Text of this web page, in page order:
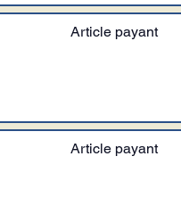
Article payant
Article payant